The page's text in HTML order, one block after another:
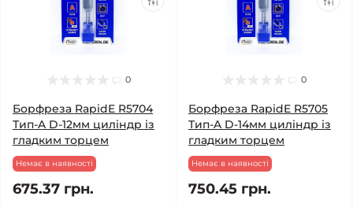
0
Борфреза RapidE R5704
Тип-A D-12мм циліндр із
гладким торцем
Немає в наявності
675.37 грн.
0
Борфреза RapidE R5705
Тип-A D-14мм циліндр із
гладким торцем
Немає в наявності
750.45 грн.